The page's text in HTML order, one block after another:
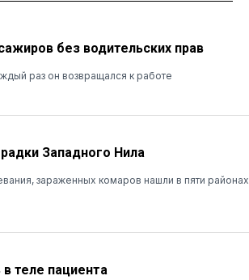
без водительских прав
раз он возвращался к работе
Западного Нила
зараженных комаров нашли в пяти районах
теле пациента